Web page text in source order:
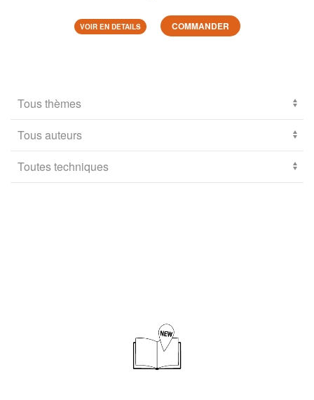
VOIR EN DETAILS COMMANDER